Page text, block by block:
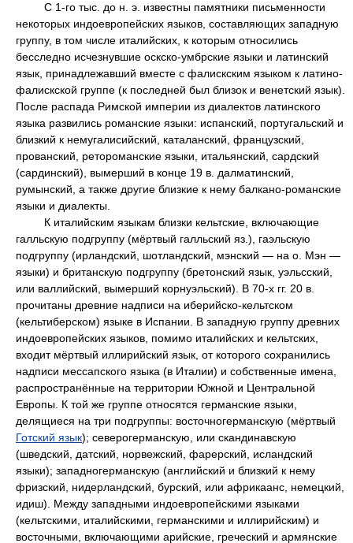
С 1-го тыс. до н. э. известны памятники письменности
некоторых индоевропейских языков, составляющих западную
группу, в том числе италийских, к которым относились
бесследно исчезнувшие оскско-умбрские языки и латинский
язык, принадлежавший вместе с фалискским языком к латино-
фалискской группе (к последней был близок и венетский язык).
После распада Римской империи из диалектов латинского
языка развились романские языки: испанский, португальский и
близкий к немугалисийский, каталанский, французский,
прованский, ретороманские языки, итальянский, сардский
(сардинский), вымерший в конце 19 в. далматинский,
румынский, а также другие близкие к нему балкано-романские
языки и диалекты.
К италийским языкам близки кельтские, включающие
галльскую подгруппу (мёртвый галльский яз.), гаэльскую
подгруппу (ирландский, шотландский, мэнский — на о. Мэн —
языки) и британскую подгруппу (бретонский язык, уэльсский,
или валлийский, вымерший корнуэльский). В 70-х гг. 20 в.
прочитаны древние надписи на иберийско-кельтском
(кельтиберском) языке в Испании. В западную группу древних
индоевропейских языков, помимо италийских и кельтских,
входит мёртвый иллирийский язык, от которого сохранились
надписи мессапского языка (в Италии) и собственные имена,
распространённые на территории Южной и Центральной
Европы. К той же группе относятся германские языки,
делящиеся на три подгруппы: восточногерманскую (мёртвый
Готский язык); северогерманскую, или скандинавскую
(шведский, датский, норвежский, фарерский, исландский
языки); западногерманскую (английский и близкий к нему
фризский, нидерландский, бурский, или африкаанс, немецкий,
идиш). Между западными индоевропейскими языками
(кельтскими, италийскими, германскими и иллирийским) и
восточными, включающими арийские, греческий и армянские